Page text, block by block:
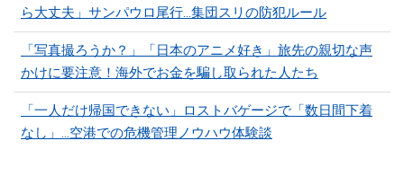
ら大丈夫」サンパウロ尾行…集団スリの防犯ルール
「写真撮ろうか？」「日本のアニメ好き」旅先の親切な声
かけに要注意！海外でお金を騙し取られた人たち
「一人だけ帰国できない」ロストバゲージで「数日間下着
なし」…空港での危機管理ノウハウ体験談